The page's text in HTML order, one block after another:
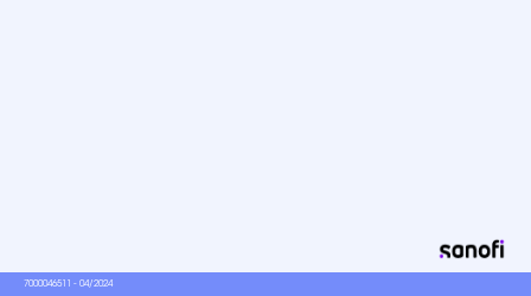
7000046511 - 04/2024